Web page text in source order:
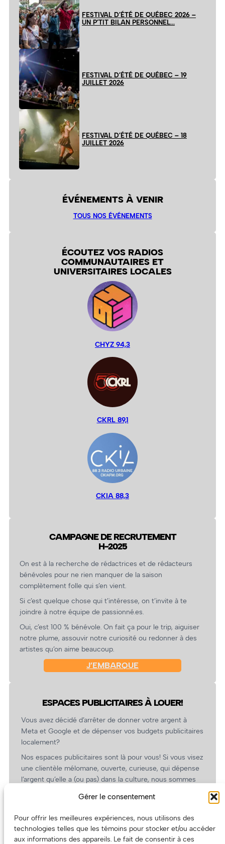
Gérer le consentement
Pour offrir les meilleures expériences, nous utilisons des
technologies telles que les témoins pour stocker et/ou accéder
aux informations des appareils. Le fait de consentir à ces
FESTIVAL D’ÉTÉ DE QUÉBEC 2026 –
UN P’TIT BILAN PERSONNEL…
FESTIVAL D’ÉTÉ DE QUÉBEC – 19
JUILLET 2026
FESTIVAL D’ÉTÉ DE QUÉBEC – 18
JUILLET 2026
ÉVÉNEMENTS À VENIR
TOUS NOS ÉVÉNEMENTS
ÉCOUTEZ VOS RADIOS
COMMUNAUTAIRES ET
UNIVERSITAIRES LOCALES
CHYZ 94,3
CKRL 89,1
CKIA 88,3
CAMPAGNE DE RECRUTEMENT
H-2025
On est à la recherche de rédactrices et de rédacteurs
bénévoles pour ne rien manquer de la saison
complètement folle qui s’en vient.
Si c’est quelque chose qui t’intéresse, on t’invite à te
joindre à notre équipe de passionné.es.
Oui, c’est 100 % bénévole. On fait ça pour le trip, aiguiser
notre plume, assouvir notre curiosité ou redonner à des
artistes qu’on aime beaucoup.
J’EMBARQUE
ESPACES PUBLICITAIRES À LOUER!
Vous avez décidé d’arrêter de donner votre argent à
Meta et Google et de dépenser vos budgets publicitaires
localement?
Nos espaces publicitaires sont là pour vous! Si vous visez
une clientèle mélomane, ouverte, curieuse, qui dépense
l’argent qu’elle a (ou pas) dans la culture, nous sommes
revient.
(Oui, on va avoir des tarifs spéciaux pour vous, les